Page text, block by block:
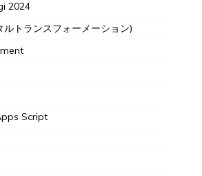
2024
ルトランスフォーメーション)
Script